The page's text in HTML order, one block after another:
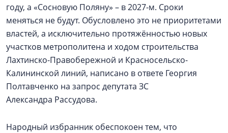
году, а «Сосновую Поляну» – в 2027-м. Сроки
меняться не будут. Обусловлено это не приоритетами
властей, а исключительно протяжённостью новых
участков метрополитена и ходом строительства
Лахтинско-Правобережной и Красносельско-
Калининской линий, написано в ответе Георгия
Полтавченко на запрос депутата ЗС
Александра Рассудова.
Народный избранник обеспокоен тем, что